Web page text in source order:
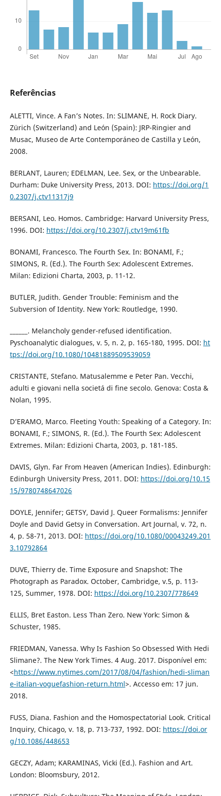
Referências
ALETTI, Vince. A Fan’s Notes. In: SLIMANE, H. Rock Diary.
Zürich (Switzerland) and León (Spain): JRP-Ringier and
Musac, Museo de Arte Contemporáneo de Castilla y León,
2008.
BERLANT, Lauren; EDELMAN, Lee. Sex, or the Unbearable.
Durham: Duke University Press, 2013. DOI: https://doi.org/1
0.2307/j.ctv11317j9
BERSANI, Leo. Homos. Cambridge: Harvard University Press,
1996. DOI: https://doi.org/10.2307/j.ctv19m61fb
BONAMI, Francesco. The Fourth Sex. In: BONAMI, F.;
SIMONS, R. (Ed.). The Fourth Sex: Adolescent Extremes.
Milan: Edizioni Charta, 2003, p. 11-12.
BUTLER, Judith. Gender Trouble: Feminism and the
Subversion of Identity. New York: Routledge, 1990.
______. Melancholy gender-refused identification.
Pyschoanalytic dialogues, v. 5, n. 2, p. 165-180, 1995. DOI: ht
tps://doi.org/10.1080/10481889509539059
CRISTANTE, Stefano. Matusalemme e Peter Pan. Vecchi,
adulti e giovani nella societá di fine secolo. Genova: Costa &
Nolan, 1995.
D’ERAMO, Marco. Fleeting Youth: Speaking of a Category. In:
BONAMI, F.; SIMONS, R. (Ed.). The Fourth Sex: Adolescent
Extremes. Milan: Edizioni Charta, 2003, p. 181-185.
DAVIS, Glyn. Far From Heaven (American Indies). Edinburgh:
Edinburgh University Press, 2011. DOI: https://doi.org/10.15
15/9780748647026
DOYLE, Jennifer; GETSY, David J. Queer Formalisms: Jennifer
Doyle and David Getsy in Conversation. Art Journal, v. 72, n.
4, p. 58-71, 2013. DOI: https://doi.org/10.1080/00043249.201
3.10792864
DUVE, Thierry de. Time Exposure and Snapshot: The
Photograph as Paradox. October, Cambridge, v.5, p. 113-
125, Summer, 1978. DOI: https://doi.org/10.2307/778649
ELLIS, Bret Easton. Less Than Zero. New York: Simon &
Schuster, 1985.
FRIEDMAN, Vanessa. Why Is Fashion So Obsessed With Hedi
Slimane?. The New York Times. 4 Aug. 2017. Disponível em:
<https://www.nytimes.com/2017/08/04/fashion/hedi-sliman
e-italian-voguefashion-return.html>. Accesso em: 17 jun.
2018.
FUSS, Diana. Fashion and the Homospectatorial Look. Critical
Inquiry, Chicago, v. 18, p. 713-737, 1992. DOI: https://doi.or
g/10.1086/448653
GECZY, Adam; KARAMINAS, Vicki (Ed.). Fashion and Art.
London: Bloomsbury, 2012.